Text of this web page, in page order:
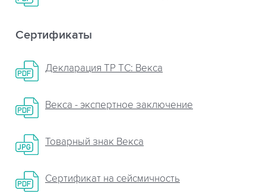
Сертификаты
Декларация ТР ТС: Векса
Векса - экспертное заключение
Товарный знак Векса
Сертификат на сейсмичность